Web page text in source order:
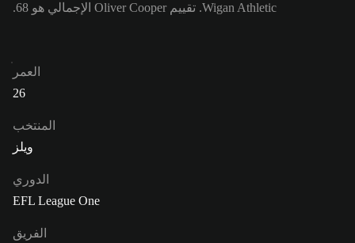
Wigan Athletic. تقييم Oliver Cooper الإجمالي هو 68.
العمر
26
المنتخب
ويلز
الدوري
EFL League One
الفريق